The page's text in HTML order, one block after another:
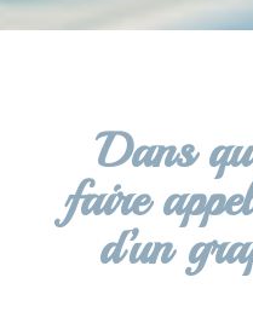
Dans
faire
d’un